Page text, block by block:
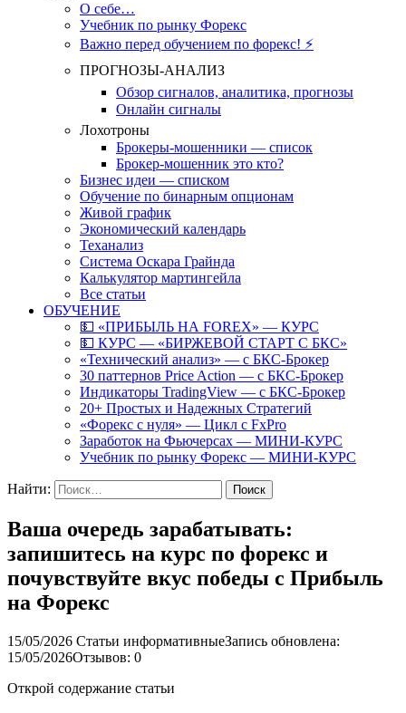
О себе…
Учебник по рынку Форекс
Важно перед обучением по форекс! ⚡
ПРОГНОЗЫ-АНАЛИЗ
Обзор сигналов, аналитика, прогнозы
Онлайн сигналы
Лохотроны
Брокеры-мошенники — список
Брокер-мошенник это кто?
Бизнес идеи — списком
Обучение по бинарным опционам
Живой график
Экономический календарь
Теханализ
Система Оскара Грайнда
Калькулятор мартингейла
Все статьи
ОБУЧЕНИЕ
💵 «ПРИБЫЛЬ НА FOREX» — КУРС
💵 КУРС — «БИРЖЕВОЙ СТАРТ С БКС»
«Технический анализ» — с БКС-Брокер
30 паттернов Price Action — с БКС-Брокер
Индикаторы TradingView — с БКС-Брокер
20+ Простых и Надежных Стратегий
«Форекс с нуля» — Цикл с FxPro
Заработок на Фьючерсах — МИНИ-КУРС
Учебник по рынку Форекс — МИНИ-КУРС
Найти:
Ваша очередь зарабатывать:
запишитесь на курс по форекс и
почувствуйте вкус победы с Прибыль
на Форекс
15/05/2026 Статьи информативныеЗапись обновлена:
15/05/2026Отзывов: 0
Открой содержание статьи